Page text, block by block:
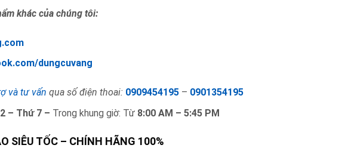
khác của chúng tôi:
dungcuvang
và tư vấn qua số điện thoai: 0909454195– 0901354195
– Thứ 7 – Trong khung giờ: Từ 8:00 AM – 5:45 PM
SIÊU TỐC – CHÍNH HÃNG 100%